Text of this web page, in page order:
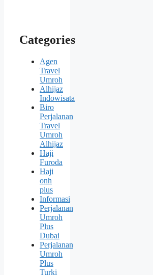
Categories
Agen
Travel
Umroh
Alhijaz
Indowisata
Biro
Perjalanan
Travel
Umroh
Alhijaz
Haji
Furoda
Haji
onh
plus
Informasi
Perjalanan
Umroh
Plus
Dubai
Perjalanan
Umroh
Plus
Turki